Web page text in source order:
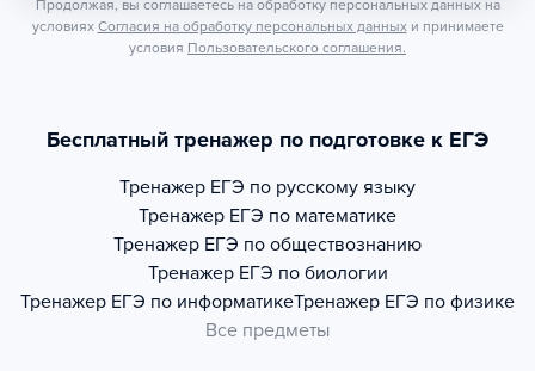
Продолжая, вы соглашаетесь на обработку персональных данных на
условиях Согласия на обработку персональных данных и принимаете
условия Пользовательского соглашения.
Бесплатный тренажер по подготовке к ЕГЭ
Тренажер ЕГЭ по русскому языку
Тренажер ЕГЭ по математике
Тренажер ЕГЭ по обществознанию
Тренажер ЕГЭ по биологии
Тренажер ЕГЭ по информатикеТренажер ЕГЭ по физике
Все предметы